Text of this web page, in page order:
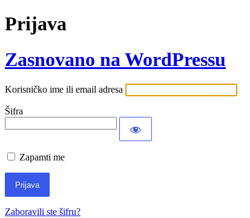
Prijava
Zasnovano na WordPressu
Korisničko ime ili email adresa
Šifra
Zapamti me
Zaboravili ste šifru?